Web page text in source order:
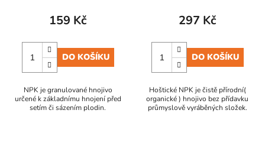
159 Kč
DO KOŠÍKU
NPK je granulované hnojivo
určené k základnímu hnojení před
setím či sázením plodin.
297 Kč
DO KOŠÍKU
Hoštické NPK je čistě přírodní(
organické ) hnojivo bez přídavku
průmyslově vyráběných složek.